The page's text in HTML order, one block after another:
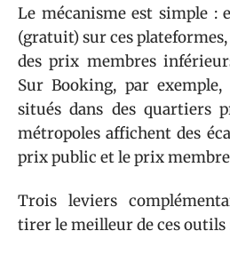
Le mécanisme est simple :
(gratuit) sur ces plateformes,
des prix membres
Sur Booking, par
situés dans des quartiers
métropoles affichent des
prix public et le prix
Trois leviers
tirer le meilleur de ces outils